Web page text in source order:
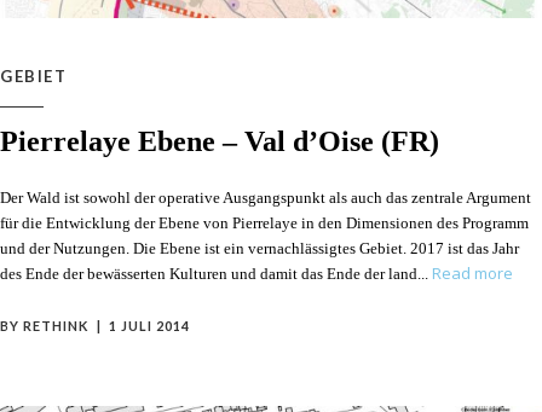
GEBIET
Pierrelaye Ebene – Val d’Oise (FR)
Der Wald ist sowohl der operative Ausgangspunkt als auch das zentrale Argument
für die Entwicklung der Ebene von Pierrelaye in den Dimensionen des Programm
und der Nutzungen. Die Ebene ist ein vernachlässigtes Gebiet. 2017 ist das Jahr
des Ende der bewässerten Kulturen und damit das Ende der land
Read more
BY RETHINK 1 JULI 2014